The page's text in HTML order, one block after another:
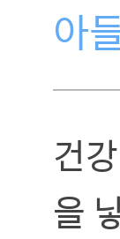
아
건
을